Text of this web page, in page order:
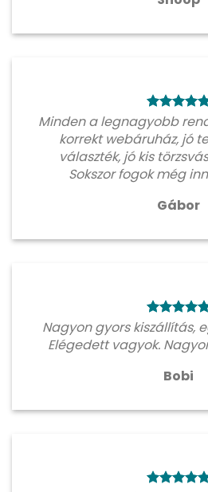
Minden a legnagyobb
korrekt webáruház, jó
választék, jó kis
Sokszor fogok még
Gábor
Nagyon gyors kiszállítás,
Elégedett vagyok.
Bobi